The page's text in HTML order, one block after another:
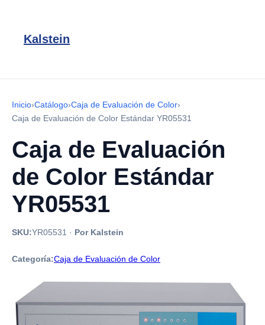
Kalstein
Inicio›Catálogo›Caja de Evaluación de Color›
Caja de Evaluación de Color Estándar YR05531
Caja de Evaluación
de Color Estándar
YR05531
SKU:YR05531 · Por Kalstein
Categoría:Caja de Evaluación de Color